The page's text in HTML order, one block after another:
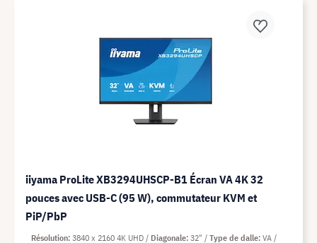
iiyama ProLite XB3294UHSCP-B1 Écran VA 4K 32
pouces avec USB-C (95 W), commutateur KVM et
PiP/PbP
Résolution 3840 x 2160 4K UHD Diagonale 32" Type de dalle VA